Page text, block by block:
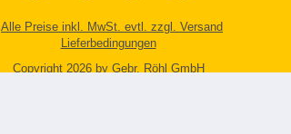
Alle Preise inkl. MwSt. evtl. zzgl. Versand
Lieferbedingungen
Copyright 2026 by Gebr. Röhl GmbH